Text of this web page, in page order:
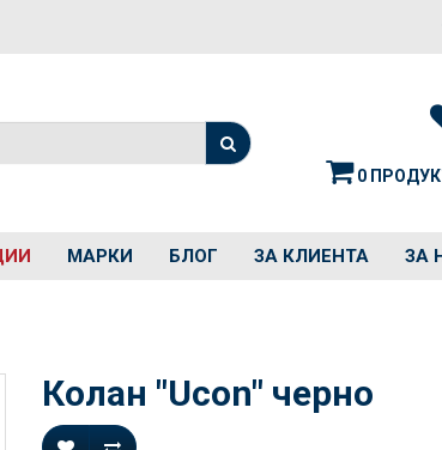
0
МАРКИ БЛОГ ЗА КЛИЕНТА ЗА
Колан "Ucon" черно